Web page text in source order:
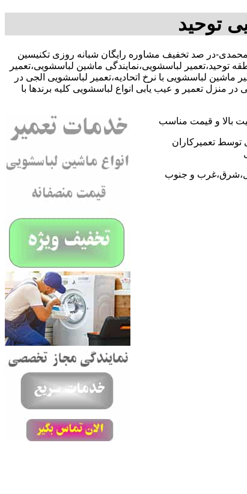
توحید
آقای حبیب محمدی-در صد تخفیف مشاوره رایگان شبانه روزی تکنیسین
توحید،تعمیر لباسشویی،نمایندگی ماشین لباسشویی،تعمیر
لباسشویی با نرخ اتحادیه،تعمیر لباسشویی الجی در
منزل تعمیر و عیب یابی انواع لباسشویی کلیه برندها با
بالا و قیمت مناسب
توسط تعمیرکاران
و جنوب